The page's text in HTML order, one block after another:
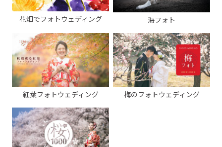
花畑でフォトウェディング 海フォト
紅葉フォトウェディング 梅のフォトウェディング